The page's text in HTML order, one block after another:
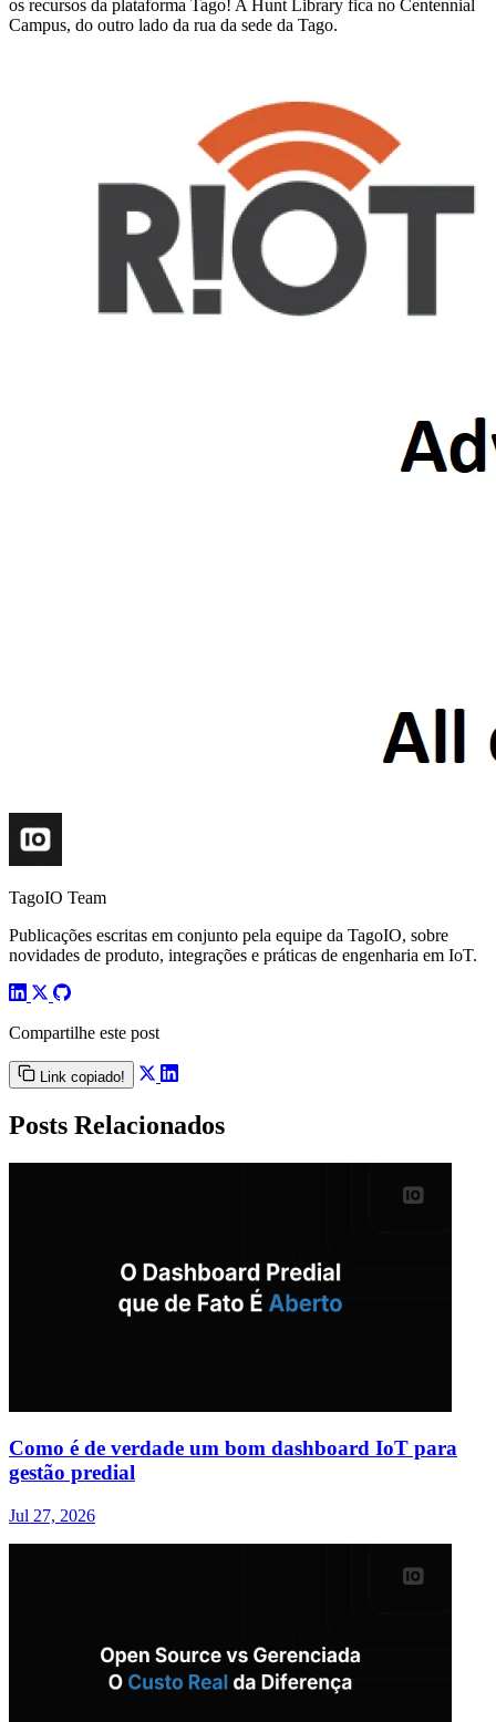
os recursos da plataforma Tago! A Hunt Library fica no Centennial
Campus, do outro lado da rua da sede da Tago.
TagoIO Team
Publicações escritas em conjunto pela equipe da TagoIO, sobre
novidades de produto, integrações e práticas de engenharia em IoT.
Compartilhe este post
Link copiado!
Posts Relacionados
Como é de verdade um bom dashboard IoT para
gestão predial
Jul 27, 2026